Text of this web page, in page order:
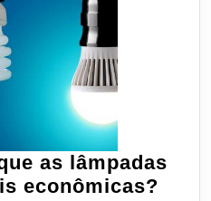
as lâmpadas
econômicas?